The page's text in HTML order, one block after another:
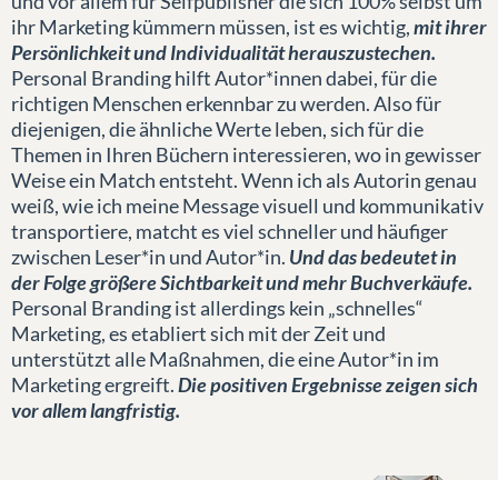
ihr Marketing kümmern müssen, ist es wichtig,mit ihrer
Persönlichkeit und Individualität herauszustechen.
Personal Branding hilft Autor*innen dabei, für die
richtigen Menschen erkennbar zu werden. Also für
diejenigen, die ähnliche Werte leben, sich für die
Themen in Ihren Büchern interessieren, wo in gewisser
Weise ein Match entsteht. Wenn ich als Autorin genau
weiß, wie ich meine Message visuell und kommunikativ
transportiere, matcht es viel schneller und häufiger
zwischen Leser*in und Autor*in. Und das bedeutet in
der Folge größere Sichtbarkeit und mehr Buchverkäufe.
Personal Branding ist allerdings kein „schnelles“
Marketing, es etabliert sich mit der Zeit und
unterstützt alle Maßnahmen, die eine Autor*in im
Marketing ergreift.Die positiven Ergebnisse zeigen sich
vor allem langfristig.